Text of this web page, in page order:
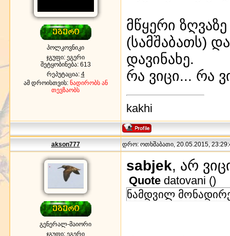
პოლკოვნიკი
ჯგუფი: ეგერი
შეტყობინება: 613
რეპუტაცია: 4
ამ დროისთვის: ნადირობს ან
თევზაობს
მწყერი
(სამშაბათს)
დავინახე.
რა ვიცი... რა
kakhi
akson777 დრო: ოთხშაბათი, 20.05.2015,
გენერალ-მაიორი
ჯგუფი: ეგერი
sabjek, არ
Quote datovani ()
ნამდვილ